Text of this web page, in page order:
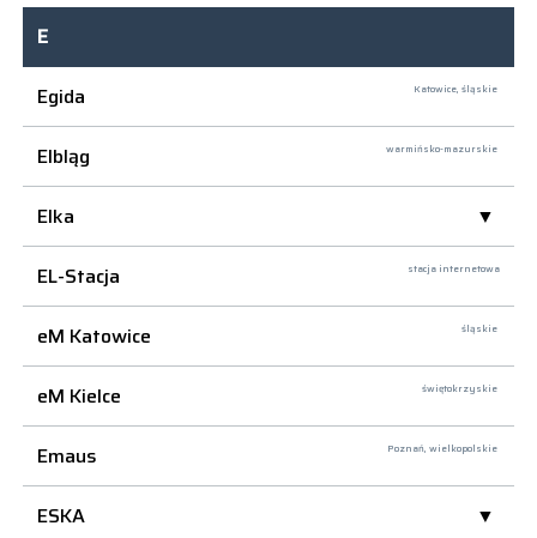
E
Egida
Katowice, śląskie
Elbląg warmińsko-mazurskie
Elka
EL-Stacja
stacja internetowa
eM Katowice śląskie
eM Kielce świętokrzyskie
Emaus Poznań, wielkopolskie
ESKA